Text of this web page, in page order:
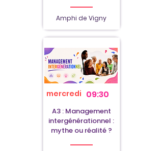
Amphi de Vigny
mercredi 09:30
A3 : Management
intergénérationnel :
mythe ou réalité ?